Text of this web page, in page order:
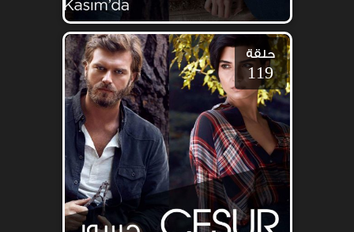
حلقة
119